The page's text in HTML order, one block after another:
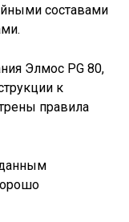
составами
Элмос PG 80,
к
правила